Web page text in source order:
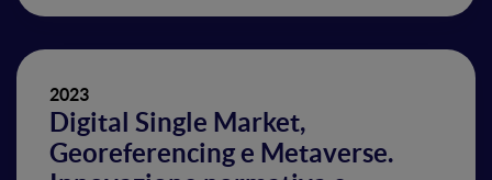
2023
Digital Single Market,
Georeferencing e Metaverse.